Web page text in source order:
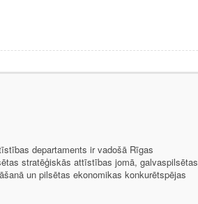
departaments ir vadošā Rīgas
stratēģiskās attīstības jomā, galvaspilsētas
un pilsētas ekonomikas konkurētspējas